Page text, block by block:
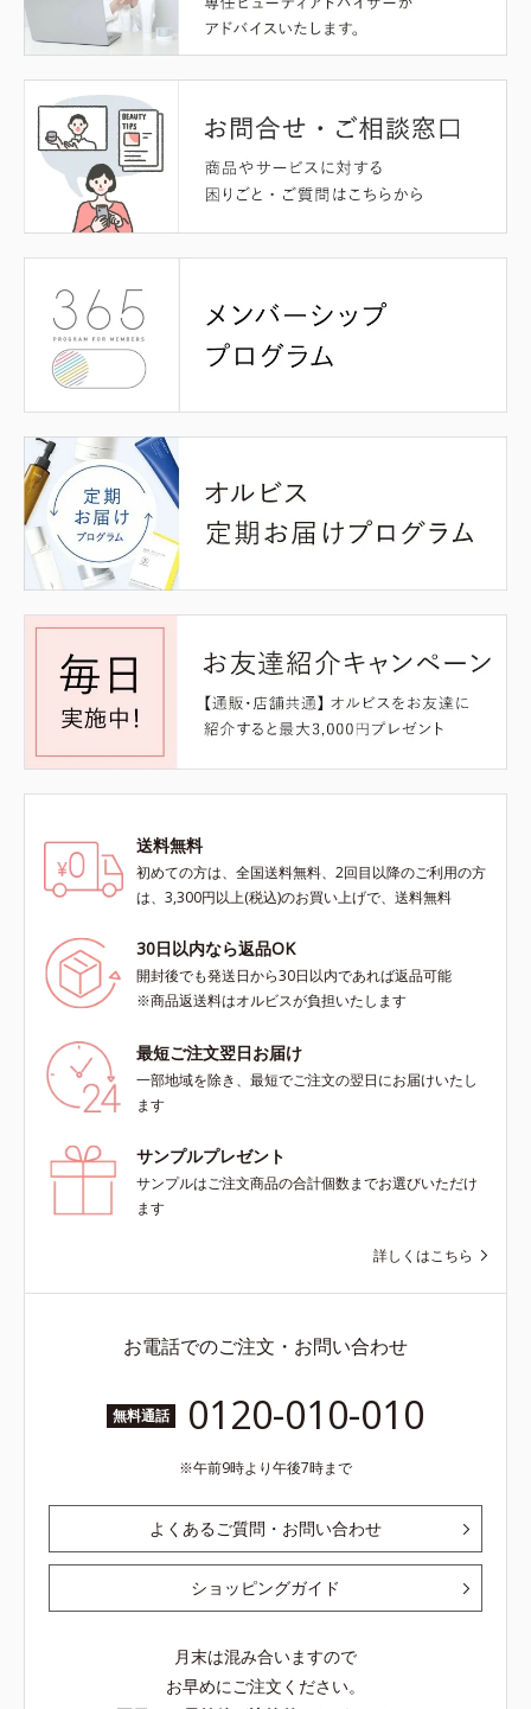
送料無料
初めての方は、全国送料無料、2回目以降のご利用の方
は、3,300円以上(税込)のお買い上げで、送料無料
30日以内なら返品OK
開封後でも発送日から30日以内であれば返品可能
※商品返送料はオルビスが負担いたします
最短ご注文翌日お届け
一部地域を除き、最短でご注文の翌日にお届けいたし
ます
サンプルプレゼント
サンプルはご注文商品の合計個数までお選びいただけ
ます
詳しくはこちら
お電話でのご注文・お問い合わせ
無料通話 0120-010-010
午前9時より午後7時まで
よくあるご質問・お問い合わせ
ショッピングガイド
月末は混み合いますので
お早めにご注文ください。